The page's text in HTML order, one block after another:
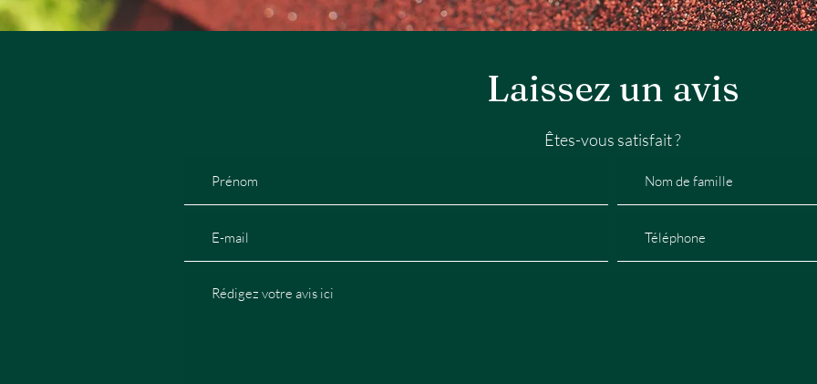
Laissez un avis
Êtes-vous satisfait ?